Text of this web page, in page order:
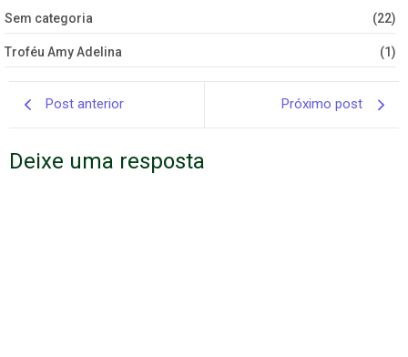
Sem categoria (22)
Troféu Amy Adelina (1)
Post anterior Próximo post
Deixe uma resposta